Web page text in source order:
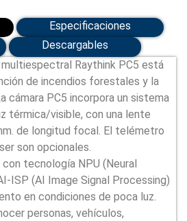
Especificaciones
Descargables
Raythink PC5 está
de incendios forestales y la
cámara PC5 incorpora un sistema
térmica/visible, con una lente
de longitud focal. El telémetro
son opcionales.
tecnología NPU (Neural
ISP (AI Image Signal Processing)
en condiciones de poca luz.
personas, vehículos,